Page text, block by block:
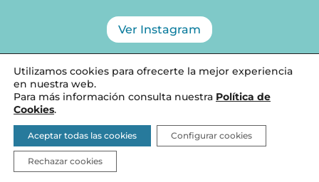
Ver Instagram
Diseñado por SCALA PSICOLOGÍA, 2026 ©
Aviso Legal
Política de Cookies y privacidad
Utilizamos cookies para ofrecerte la mejor experiencia
en nuestra web.
Para más información consulta nuestra Política de
Cookies.
Aceptar todas las cookies
Rechazar cookies
Configurar cookies